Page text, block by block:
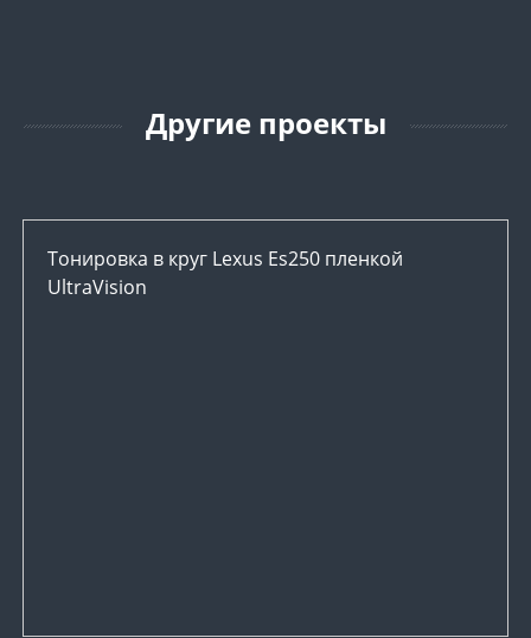
Другие проекты
Тонировка в круг Lexus Es250 пленкой
UltraVision